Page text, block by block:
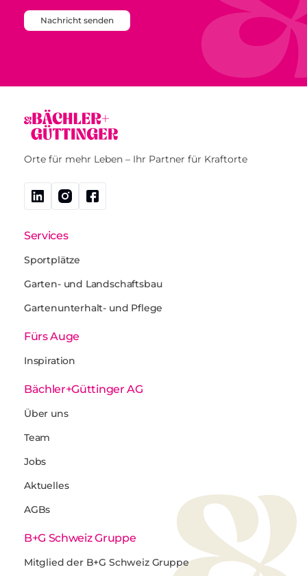
Nachricht senden
Orte für mehr Leben – Ihr Partner für Kraftorte
Services
Sportplätze
Garten- und Landschaftsbau
Gartenunterhalt- und Pflege
Fürs Auge
Inspiration
Bächler+Güttinger AG
Über uns
Team
Jobs
Aktuelles
AGBs
B+G Schweiz Gruppe
Mitglied der B+G Schweiz Gruppe